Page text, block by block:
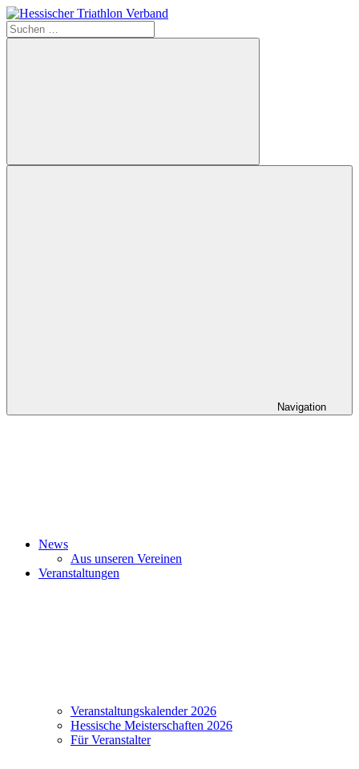
Zum
Inhalt
springen
Hessischer
Suchen
nach:
Suchen
Navigation
News
Aus unseren Vereinen
Veranstaltungen
Veranstaltungskalender 2026
Hessische Meisterschaften 2026
Für Veranstalter